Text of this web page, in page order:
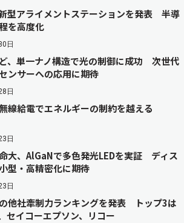
型アライメントステーションを発表 半導
を高度化
日
、単一ナノ構造で光の制御に成功 次世代
ンサーへの応用に期待
日
線給電でエネルギーの制約を越える
日
大、AlGaNで多色発光LEDを実証 ディス
型・高精密化に期待
日
他社牽制力ランキングを発表 トップ3は
セイコーエプソン、リコー